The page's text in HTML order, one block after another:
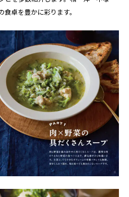
卓を豊かに彩ります。